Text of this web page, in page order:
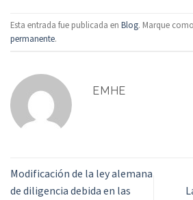
Esta entrada fue publicada en Blog. Marque
permanente.
EMHE
Modificación de la ley alemana
de diligencia debida en las